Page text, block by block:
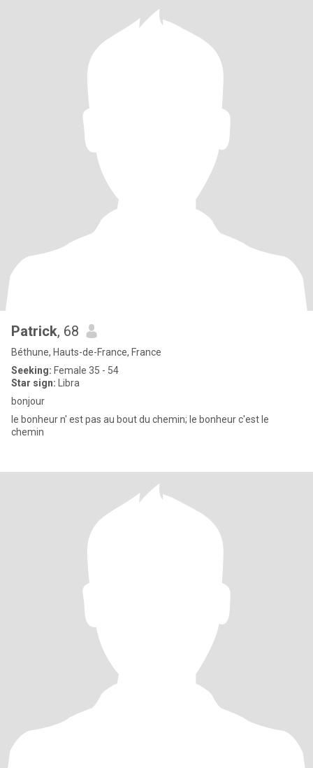
Patrick, 68
Béthune, Hauts-de-France, France
Seeking: Female 35 - 54
Star sign: Libra
bonjour
le bonheur n' est pas au bout du chemin; le bonheur c'est le
chemin